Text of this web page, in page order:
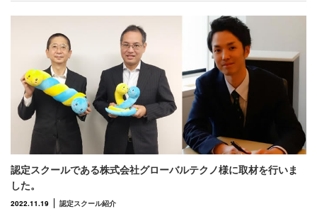
認定スクールである株式会社グローバルテクノ様に取材を行いま
した。
2022.11.19 認定スクール紹介